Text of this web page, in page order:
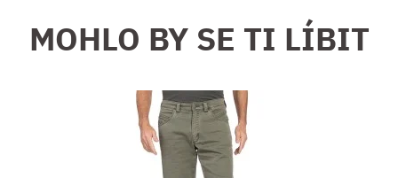
MOHLO BY SE TI LÍBIT